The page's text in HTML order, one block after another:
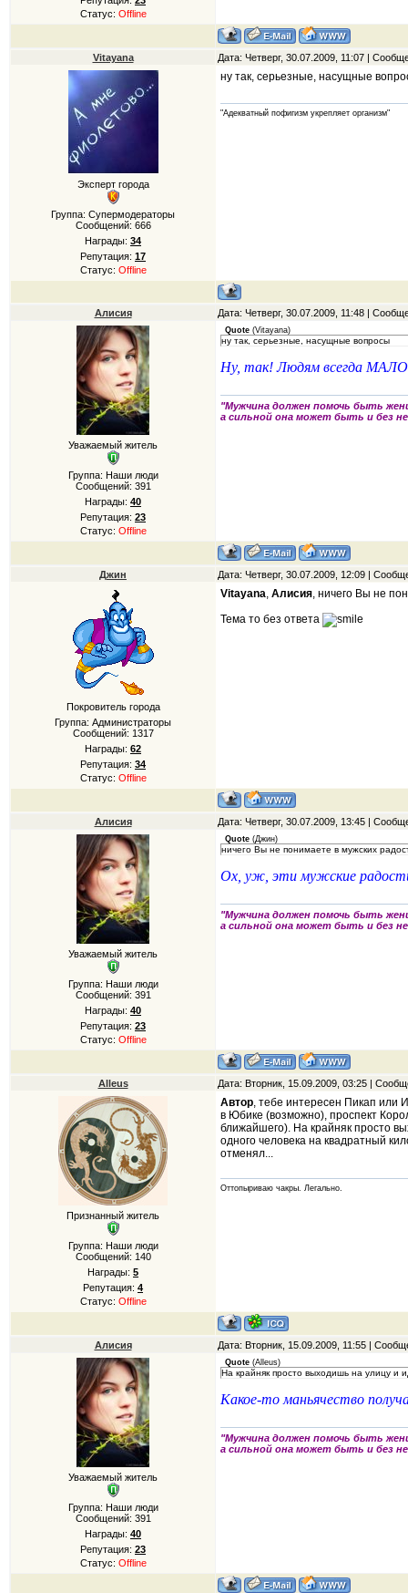
Статус: Offline
Vitayana Дата: Четверг, 30.07.2009, 11:07 |
Эксперт города
Группа: Супермодераторы
Сообщений: 666
Награды: 34
Репутация: 17
Статус: Offline
ну так, серьезные, насущные
"Адекватный пофигизм укрепляет организм"
Алисия Дата: Четверг, 30.07.2009, 11:48 |
Уважаемый житель
Группа: Наши люди
Сообщений: 391
Награды: 40
Репутация: 23
Статус: Offline
Quote (Vitayana)
ну так, серьезные, насущные вопросы
Ну, так! Людям всегда
"Мужчина должен помочь быть
а сильной она может быть и без
Джин Дата: Четверг, 30.07.2009, 12:09 |
Покровитель города
Группа: Администраторы
Сообщений: 1317
Награды: 62
Репутация: 34
Статус: Offline
Vitayana, Алисия, ничего Вы не
Тема то без ответа
Алисия Дата: Четверг, 30.07.2009, 13:45 |
Уважаемый житель
Группа: Наши люди
Сообщений: 391
Награды: 40
Репутация: 23
Статус: Offline
Quote (Джин)
ничего Вы не понимаете в мужских
Ох, уж, эти мужские
"Мужчина должен помочь быть
а сильной она может быть и без
Alleus Дата: Вторник, 15.09.2009, 03:25 |
Признанный житель
Группа: Наши люди
Сообщений: 140
Награды: 5
Репутация: 4
Статус: Offline
Автор, тебе интересен Пикап или
в Юбике (возможно), проспект
ближайшего). На крайняк просто
одного человека на квадратный
отменял...
Оттопыриваю чакры. Легально.
Алисия Дата: Вторник, 15.09.2009, 11:55 |
Уважаемый житель
Группа: Наши люди
Сообщений: 391
Награды: 40
Репутация: 23
Статус: Offline
Quote (Alleus)
На крайняк просто выходишь на улицу и
Какое-то маньячество
"Мужчина должен помочь быть
а сильной она может быть и без